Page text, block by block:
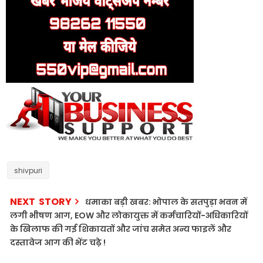
shivpuri
NEXT STORY
धमाका बड़ी खबर: भोपाल के सतपुड़ा भवन में
लगी भीषण आग, EOW और लोकायुक्त में कर्मचारियों-अधिकारियों
के खिलाफ की गई शिकायतों और जांच समेत अन्य फाइलें और
दस्तावेज आग की भेंट चढ़े !